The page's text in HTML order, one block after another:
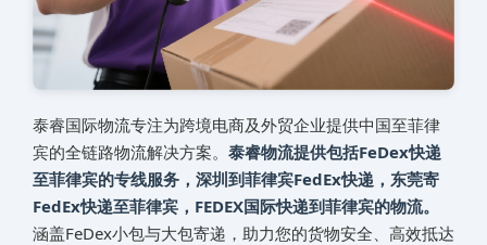
泰睿国际物流专注为跨境电商及外贸企业提供中国至‌‌‌菲律
宾的全链路物流解决方案。 泰睿物流提供包括FeDex快递
至‌‌‌菲律宾的专线服务，深圳到‌‌‌菲律宾FedEx快递，东莞寄
FedEx快递至‌‌‌菲律宾，FEDEX国际快递到‌‌‌菲律宾的物流。
涵盖FeDex小包与大包寄递，助力您的货物安全、高效抵达‌‌‌